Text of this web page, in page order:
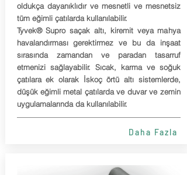
oldukça dayanıklıdır ve mesnetli ve mesnetsiz
tüm eğimli çatılarda kullanılabilir.
Tyvek® Supro saçak altı, kiremit veya mahya
havalandırması gerektirmez ve bu da inşaat
sırasında zamandan ve paradan tasarruf
etmenizi sağlayabilir. Sıcak, karma ve soğuk
çatılara ek olarak İskoç örtü altı sistemlerde,
düşük eğimli metal çatılarda ve duvar ve zemin
uygulamalarında da kullanılabilir.
Daha Fazla